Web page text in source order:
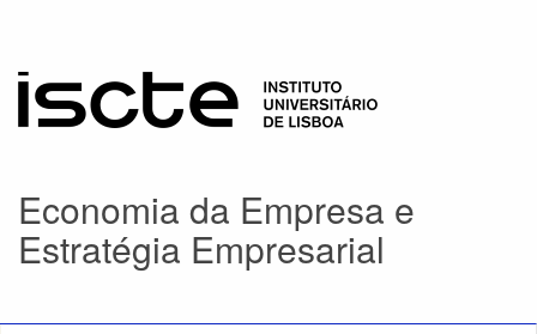
Economia da Empresa e
Estratégia Empresarial